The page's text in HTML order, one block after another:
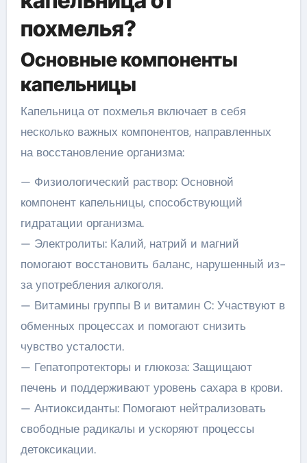
похмелья?
Основные компоненты
капельницы
Капельница от похмелья включает в себя
несколько важных компонентов, направленных
на восстановление организма:
— Физиологический раствор: Основной
компонент капельницы, способствующий
гидратации организма.
— Электролиты: Калий, натрий и магний
помогают восстановить баланс, нарушенный из-
за употребления алкоголя.
— Витамины группы B и витамин C: Участвуют в
обменных процессах и помогают снизить
чувство усталости.
— Гепатопротекторы и глюкоза: Защищают
печень и поддерживают уровень сахара в крови.
— Антиоксиданты: Помогают нейтрализовать
свободные радикалы и ускоряют процессы
детоксикации.